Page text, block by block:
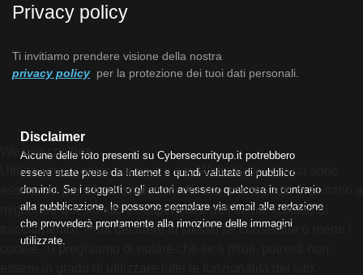
Privacy policy
Ti invitiamo prendere visione della nostra
privacy policy per la protezione dei tuoi dati personali.
Disclaimer
Alcune delle foto presenti su Cybersecurityup.it potrebbero
essere state prese da Internet e quindi valutate di pubblico
dominio. Se i soggetti o gli autori avessero qualcosa in contrario
alla pubblicazione, lo possono segnalare via email alla redazione
che provvederà prontamente alla rimozione delle immagini
utilizzate.
We use cookies
Utilizziamo i cookie sul nostro sito Web. Alcuni di essi sono
essenziali per il funzionamento del sito, mentre altri ci aiutano a
migliorare questo sito e l'esperienza dell'utente (cookie di
tracciamento). Puoi decidere tu stesso se consentire o meno i
cookie. Ti preghiamo di notare che se li rifiuti, potresti non